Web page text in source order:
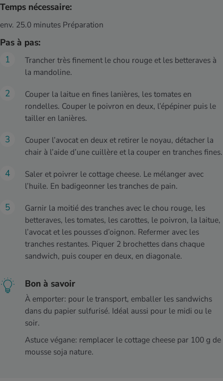
Temps nécessaire:
env. 25.0 minutes Préparation
Pas à pas:
Trancher très finement le chou rouge et les betteraves à
la mandoline.
Couper la laitue en fines lanières, les tomates en
rondelles. Couper le poivron en deux, l’épépiner puis le
tailler en lanières.
Couper l’avocat en deux et retirer le noyau, détacher la
chair à l’aide d’une cuillère et la couper en tranches fines.
Saler et poivrer le cottage cheese. Le mélanger avec
l’huile. En badigeonner les tranches de pain.
Garnir la moitié des tranches avec le chou rouge, les
betteraves, les tomates, les carottes, le poivron, la laitue,
l’avocat et les pousses d’oignon. Refermer avec les
tranches restantes. Piquer 2 brochettes dans chaque
sandwich, puis couper en deux, en diagonale.
Bon à savoir
À emporter: pour le transport, emballer les sandwichs
dans du papier sulfurisé. Idéal aussi pour le midi ou le
soir.
Astuce végane: remplacer le cottage cheese par 100 g de
mousse soja nature.